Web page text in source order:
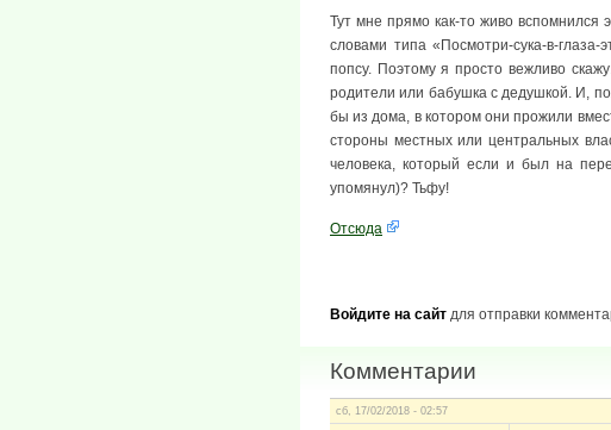
Тут мне прямо как-то живо вспомнился
словами типа «Посмотри-сука-в-
попсу. Поэтому я просто вежливо
родители или бабушка с дедушкой. И,
бы из дома, в котором они прожили
стороны местных или центральных
человека, который если и был на
упомянул)? Тьфу!
Отсюда
Войдите на сайт для отправки
Комментарии
сб, 17/02/2018 - 02:57